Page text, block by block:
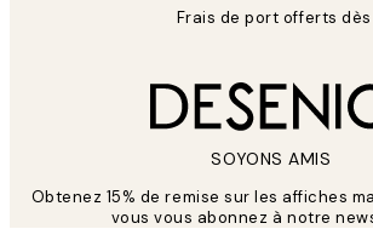
Frais de port offerts
SOYONS AMIS
Obtenez 15% de remise sur les affiches
vous vous abonnez à notre